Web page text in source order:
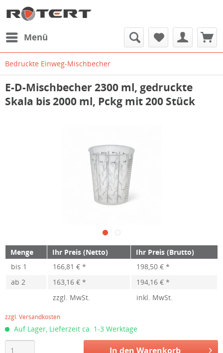
Menü
Bedruckte Einweg-Mischbecher
E-D-Mischbecher 2300 ml, gedruckte
Skala bis 2000 ml, Pckg mit 200 Stück
Menge Ihr Preis (Netto)
Ihr Preis (Brutto)
bis 1 166,81 € *
198,50 € *
ab 2 163,16 € *
194,16 € *
zzgl. MwSt.
inkl. MwSt.
zzgl. Versandkosten
Auf Lager, Lieferzeit ca. 1-3 Werktage
In den Warenkorb